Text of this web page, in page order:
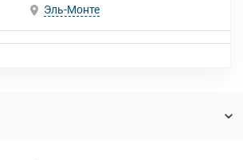
Эль-Монте